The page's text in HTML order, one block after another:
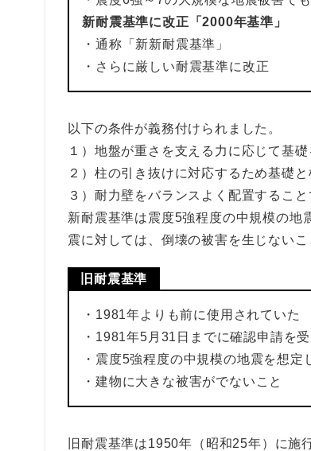
新耐震基準に改正「2000年基準」
・通称「新新耐震基準」
・さらに厳しい耐震基準に改正
以下の条件が義務付けられました。
１）地盤が重さを支える力に応じて基礎
２）柱の引き抜けに対応するため基礎
３）耐力壁をバランスよく配置するこ
新耐震基準は震度5強程度の中規模の地
震に対しては、倒壊の被害を生じないこ
旧耐震基準
・1981年よりも前に使用されていた
・1981年5月31日までに確認申請を
・震度5強程度の中規模の地震を想定
・建物に大きな被害がでないこと
旧耐震基準は1950年（昭和25年）に施